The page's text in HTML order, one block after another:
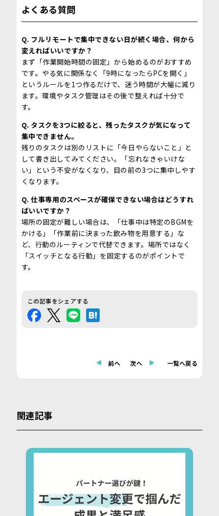
よくある質問
Q. フルリモートで集中できない日が続く場合、何から
変えればいいですか？
まず「作業開始時間の固定」から始めるのがおすすめ
です。やる気に関係なく「9時になったらPCを開く」
というルールを1つ作るだけで、迷う時間が大幅に減り
ます。環境やタスク管理はその後で整えれば十分で
す。
Q. タスクを3つに絞ると、残ったタスクが気になって
集中できません。
残りのタスクは別のリストに「今日やらないこと」と
して書き出してみてください。「忘れなきゃいけな
い」という不安がなくなり、目の前の3つに集中しやす
くなります。
Q. 仕事専用のスペースが確保できない場合はどうすれ
ばいいですか？
場所の固定が難しい場合は、「仕事中は特定のBGMを
かける」「作業前に決まった飲み物を用意する」な
ど、行動のルーティンで代替できます。場所ではなく
「スイッチとなる行動」を固定するのがポイントで
す。
この記事をシェアする
前へ 次へ 一覧へ戻る
関連記事